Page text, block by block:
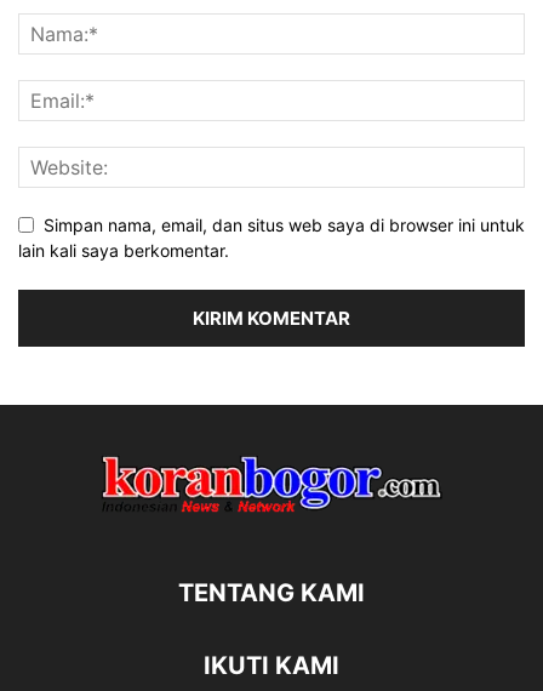
Simpan nama, email, dan situs web saya di browser ini untuk
lain kali saya berkomentar.
TENTANG KAMI
IKUTI KAMI